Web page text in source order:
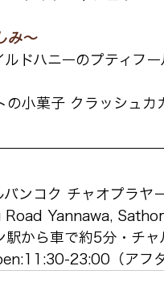
み～
ドハニーのプティフー
の小菓子 クラッシュカ
バンコク チャオプラヤ
Yannawa,
駅から車で約5分・チャ
23:00（アフ